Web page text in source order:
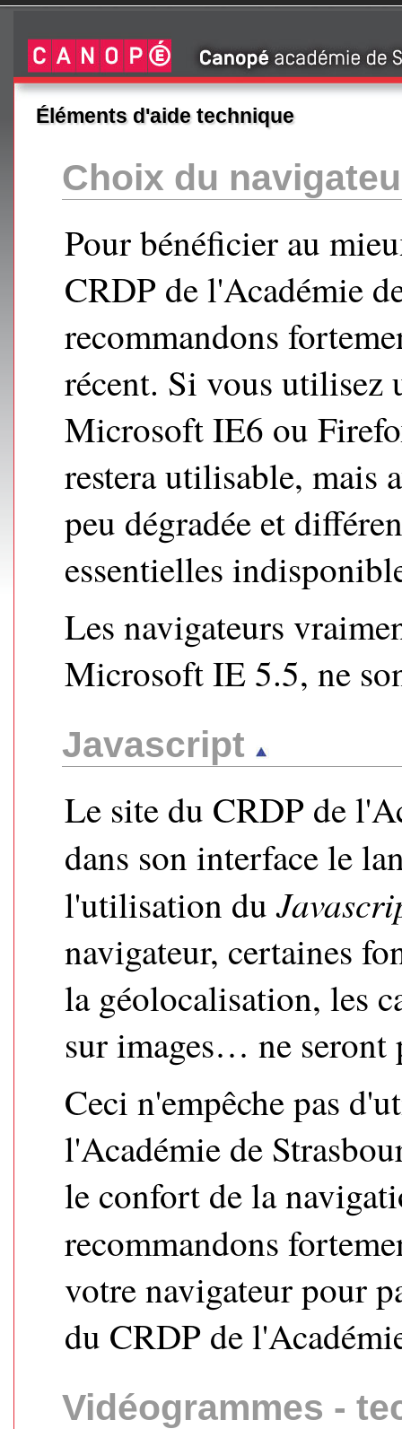
Éléments d'aide technique
Choix du
Pour bénéficier au
CRDP de l'Académie
recommandons
récent. Si vous utilisez
Microsoft IE6 ou
restera utilisable, mais
peu dégradée et
essentielles
Les navigateurs
Microsoft IE 5.5, ne
Javascript
Le site du CRDP de
dans son interface le
l'utilisation du
navigateur, certaines
la géolocalisation, les
sur images… ne seront
Ceci n'empêche pas
l'Académie de
le confort de la
recommandons
votre navigateur pour
du CRDP de
Vidéogrammes -